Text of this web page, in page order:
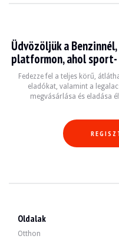
L'Audi A6 C6, produite entre
Fiche technique
Üdvözöljük a
platformon, ahol
Fedezze fel a teljes körű,
eladókat, valamint a
megvásárlása és eladása
Oldalak
Otthon